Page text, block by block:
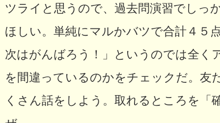
ツライと思うので、過去問演習でしっ
ほしい。単純にマルかバツで合計４５
次はがんばろう！」というのでは全く
を間違っているのかをチェックだ。友
くさん話をしよう。取れるところを「